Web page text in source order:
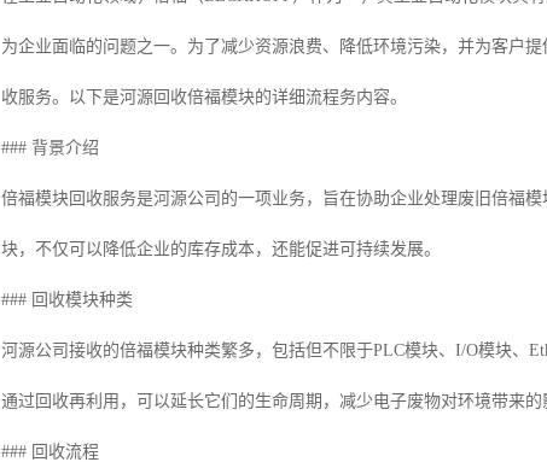
为企业面临的问题之一。为了减少资源浪费、降低环境污染，并为客户
收服务。以下是河源回收倍福模块的详细流程务内容。
### 背景介绍
倍福模块回收服务是河源公司的一项业务，旨在协助企业处理废旧倍福
块，不仅可以降低企业的库存成本，还能促进可持续发展。
### 回收模块种类
河源公司接收的倍福模块种类繁多，包括但不限于PLC模块、I/O模块、
通过回收再利用，可以延长它们的生命周期，减少电子废物对环境带来的
### 回收流程